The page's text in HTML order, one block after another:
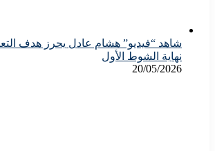
شاهد “فيديو” هشام عادل يحرز هدف
نهاية الشوط الأول
20/05/2026